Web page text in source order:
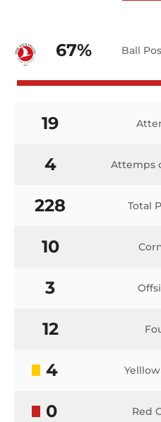
67% Ball
19
4
Attemps
228
Total
10
3
12
4
0
Red